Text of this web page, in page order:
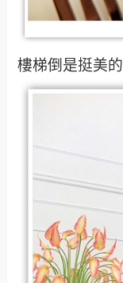
樓梯倒是挺美的